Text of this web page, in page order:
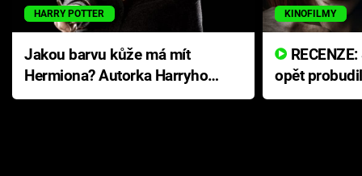
HARRY POTTER
Jakou barvu kůže má mít
Hermiona? Autorka Harryho
Pottera přišla s ráznou
KINOFILMY
opět
přichází s